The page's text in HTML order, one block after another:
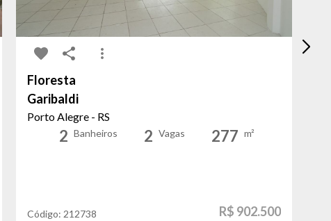
Floresta
Garibaldi
Porto Alegre - RS
2 Banheiros 2 Vagas 277 m²
Código: 212738 R$ 902.500